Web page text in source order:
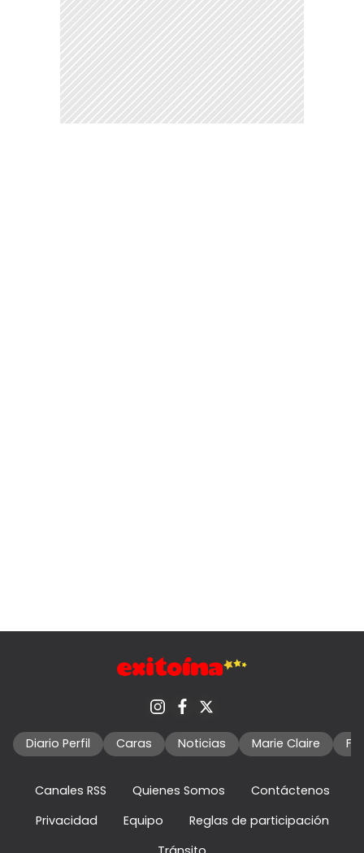
Diario Perfil Caras Noticias Marie Claire
Canales RSS Quienes Somos
Contáctenos
Privacidad
Equipo
Reglas de participación